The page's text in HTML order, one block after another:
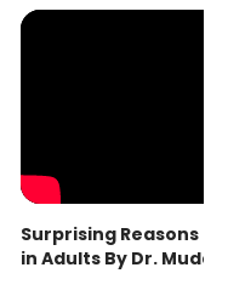
Surprising Reasons
in Adults By Dr.